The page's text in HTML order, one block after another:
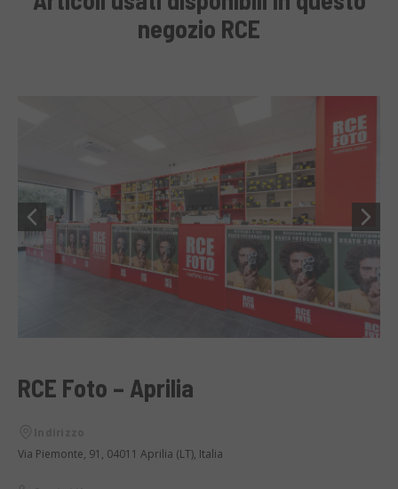
negozio RCE
RCE Foto – Aprilia
Via Piemonte, 91, 04011 Aprilia (LT), Italia